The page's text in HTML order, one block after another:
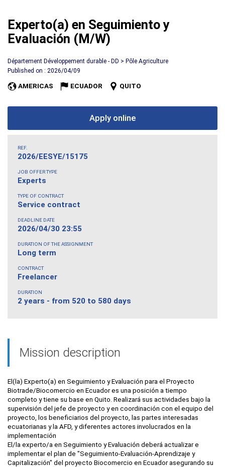
Experto(a) en Seguimiento y
Evaluación (M/W)
Département Développement durable - DD > Pôle Agriculture
Published on : 2026/04/09
AMERICAS ECUADOR QUITO
Apply online
REF.
2026/EESYE/15175
JOB OFFER TYPE
Experts
TYPE OF CONTRACT
Service contract
DEADLINE DATE
2026/04/30 23:55
DURATION OF THE ASSIGNMENT
Long term
CONTRACT
Freelancer
DURATION
2 years - from 520 to 580 days
Mission description
El(la) Experto(a) en Seguimiento y Evaluación para el Proyecto
Biotrade/Biocomercio en Ecuador es una posición a tiempo
completo y tiene su base en Quito. Realizará sus actividades bajo la
supervisión del jefe de proyecto y en coordinación con el equipo del
proyecto, los beneficiarios del proyecto, las partes interesadas
ecuatorianas y la AFD, y diferentes actores involucrados en la
implementación
El/la experto/a en Seguimiento y Evaluación deberá actualizar e
implementar el plan de "Seguimiento-Evaluación-Aprendizaje y
Capitalización" del proyecto Biocomercio en Ecuadorasegurando su